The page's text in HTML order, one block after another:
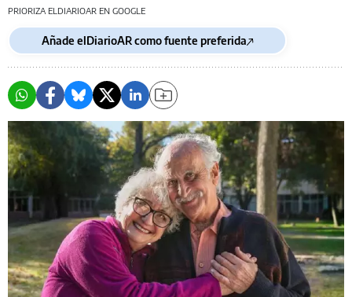
PRIORIZA ELDIARIOAR EN GOOGLE
Añade elDiarioAR como fuente preferida